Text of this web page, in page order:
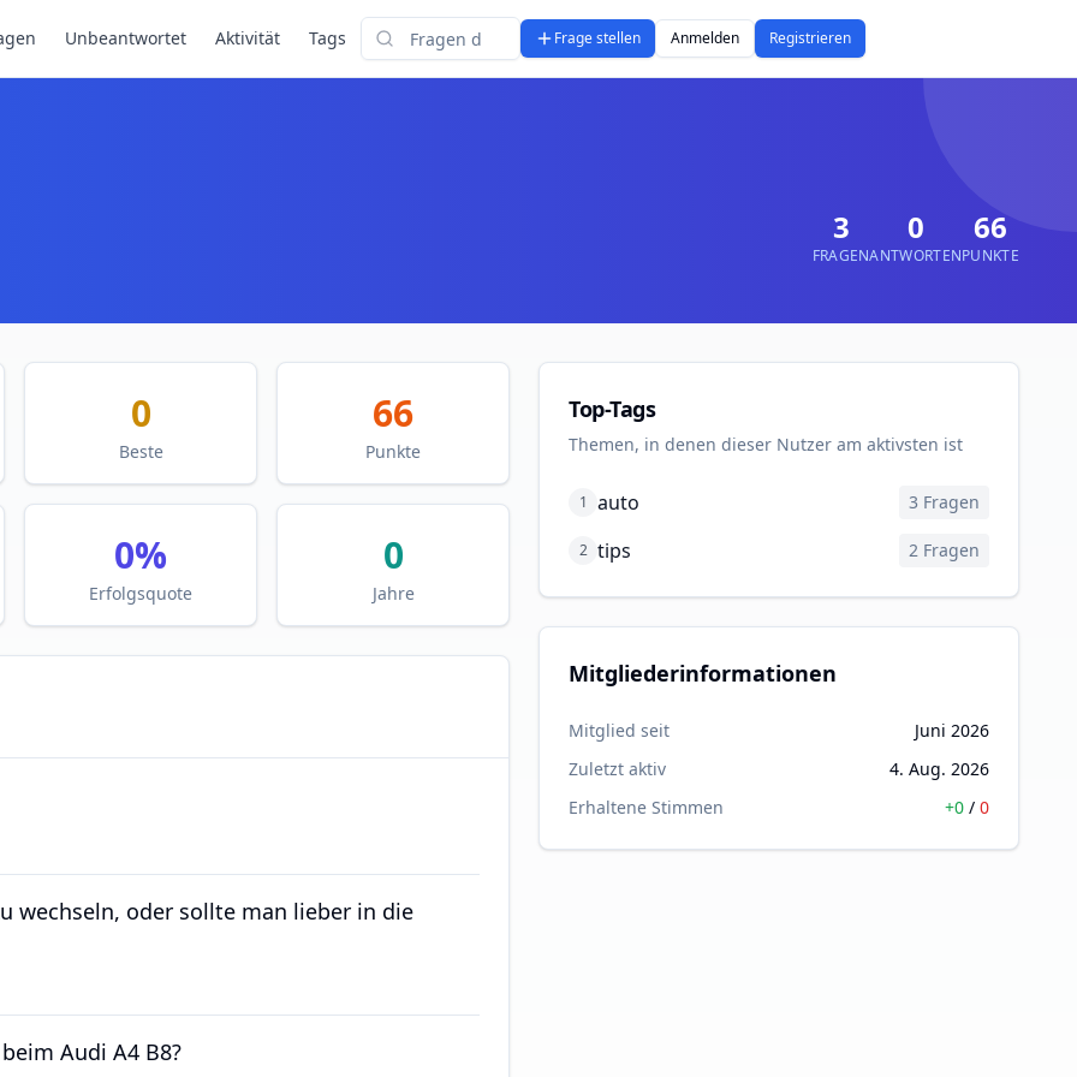
Unbeantwortet Aktivität Tags
Suchen
Frage stellen Anmelden Registrieren
3
FRAGEN
0
ANTWORTEN
66
PUNKTE
0
Beste
66
Punkte
0%
Erfolgsquote
0
Jahre
wechseln, oder sollte man lieber in die
Audi A4 B8?
Top-Tags
Themen, in denen dieser Nutzer am aktivsten ist
1 auto 3 Fragen
2 tips 2 Fragen
Mitgliederinformationen
Mitglied seit
Juni 2026
Zuletzt aktiv
4. Aug. 2026
Erhaltene Stimmen
+0 / 0